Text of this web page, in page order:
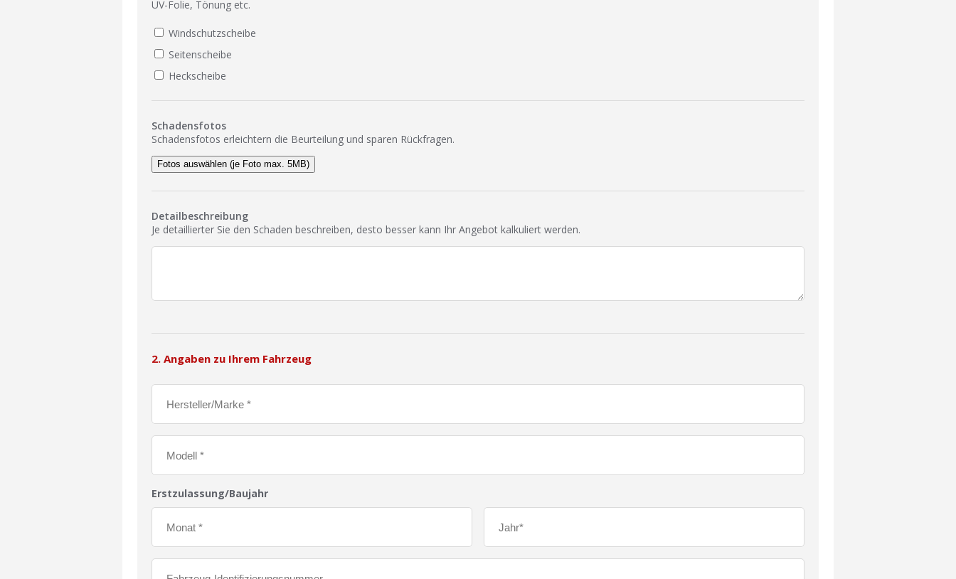
UV-Folie, Tönung etc.
Windschutzscheibe
Seitenscheibe
Heckscheibe
Schadensfotos
Schadensfotos erleichtern die Beurteilung und sparen Rückfragen.
Fotos auswählen (je Foto max. 5MB)
Detailbeschreibung
Je detaillierter Sie den Schaden beschreiben, desto besser kann Ihr Angebot kalkuliert werden.
2. Angaben zu Ihrem Fahrzeug
Erstzulassung/Baujahr